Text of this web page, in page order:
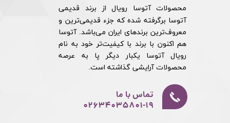
محصولات آتوسا رویال از برند قدیمی
آتوسا برگرفته شده که جزء قدیمی‌ترین و
معروف‌ترین برندهای ایران می‌باشد. آتوسا
هم اکنون با برند با کیفیت‌تر خود به نام
رویال آتوسا یکبار دیگر پا به عرصه
محصولات آرایشی گذاشته است.​​​​​​​
تماس با ما
02634035801-19​​​​​​​